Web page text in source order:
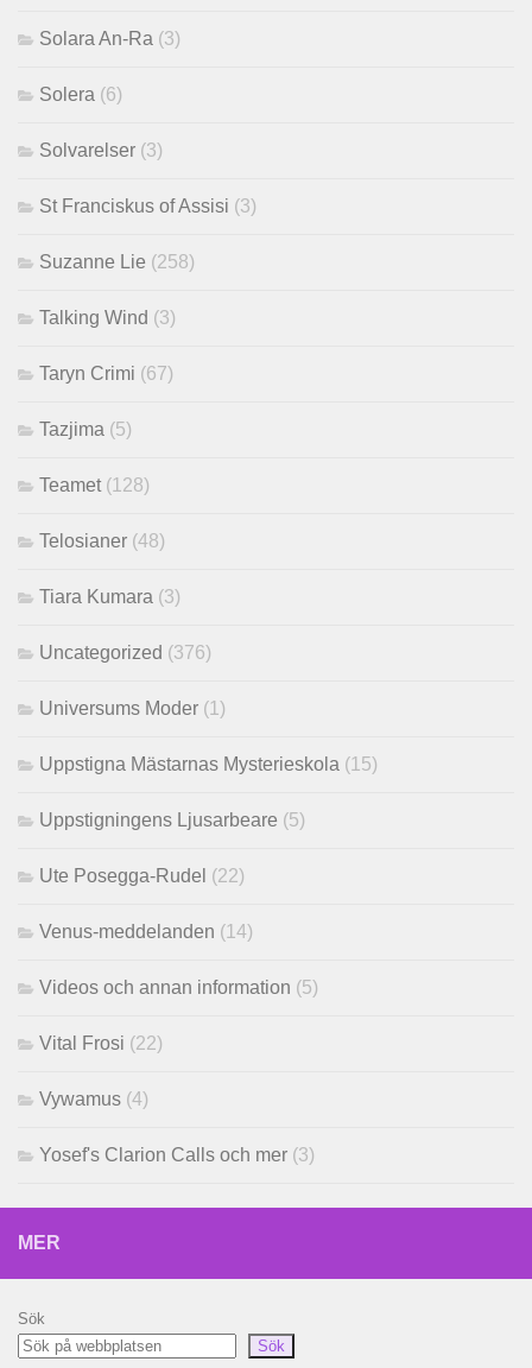
Solara An-Ra (3)
Solera (6)
Solvarelser (3)
St Franciskus of Assisi (3)
Suzanne Lie (258)
Talking Wind (3)
Taryn Crimi (67)
Tazjima (5)
Teamet (128)
Telosianer (48)
Tiara Kumara (3)
Uncategorized (376)
Universums Moder (1)
Uppstigna Mästarnas Mysterieskola (15)
Uppstigningens Ljusarbeare (5)
Ute Posegga-Rudel (22)
Venus-meddelanden (14)
Videos och annan information (5)
Vital Frosi (22)
Vywamus (4)
Yosef's Clarion Calls och mer (3)
MER
Sök
Sök